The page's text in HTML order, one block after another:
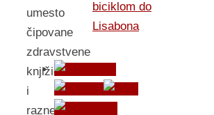
umesto
čipovane
zdravstvene
knjižice
i
razne
biciklom do
Lisabona